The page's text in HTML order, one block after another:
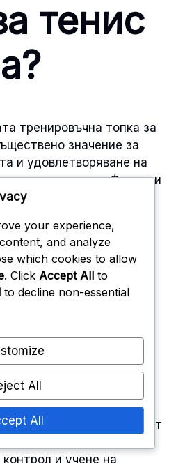
тенис
тренировъчна топка за
значение за
и удовлетворяване на
нужди. Фактори
баланс между цена и
вашия избор.
избор в
от нивото
значително влияе на
която трябва да
могат да се възползват
и учене на
your experience,
and analyze
which cookies to allow
. Click Accept All to
to decline non-essential
All
All